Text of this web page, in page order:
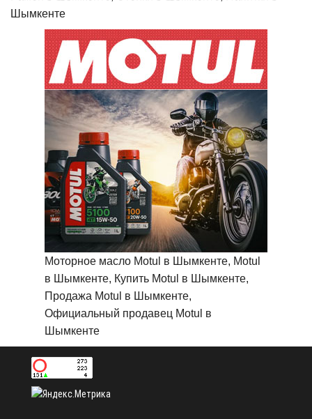
Шымкенте
Моторное масло Motul в Шымкенте, Motul
в Шымкенте, Купить Motul в Шымкенте,
Продажа Motul в Шымкенте,
Официальный продавец Motul в
Шымкенте